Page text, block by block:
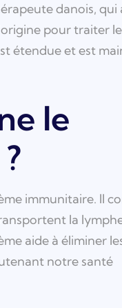
danois, qui
pour traiter
étendue et est
le
immunitaire. Il
la
aide à éliminer
notre santé